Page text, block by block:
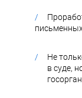
/
/ Не
в суде,